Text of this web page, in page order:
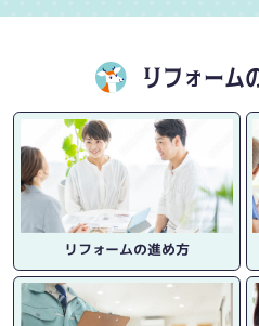
リフォーム
リフォームの進め方